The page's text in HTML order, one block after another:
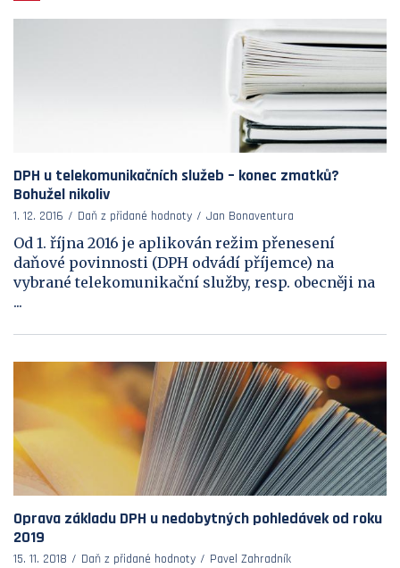
DPH u telekomunikačních služeb – konec zmatků?
Bohužel nikoliv
1. 12. 2016 Daň z přidané hodnoty Jan Bonaventura
Od 1. října 2016 je aplikován režim přenesení
daňové povinnosti (DPH odvádí příjemce) na
vybrané telekomunikační služby, resp. obecněji na
...
Oprava základu DPH u nedobytných pohledávek od roku
2019
15. 11. 2018 Daň z přidané hodnoty Pavel Zahradník